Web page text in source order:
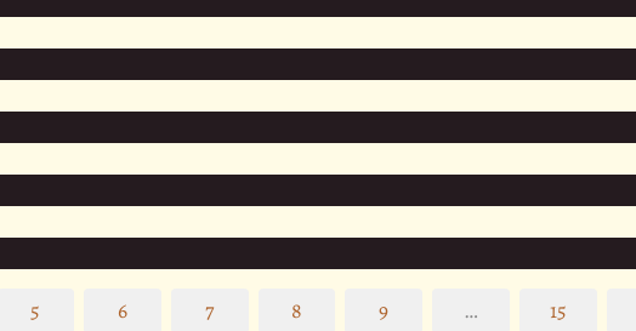
5 6 7 8 9 … 15